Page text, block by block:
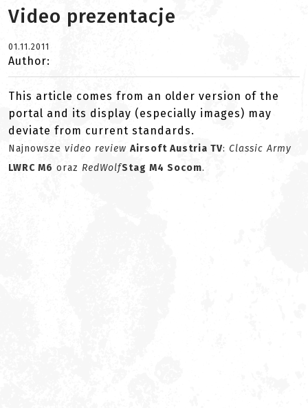
Video prezentacje
01.11.2011
Author:
This article comes from an older version of the
portal and its display (especially images) may
deviate from current standards.
Najnowsze video review Airsoft Austria TV: Classic Army
LWRC M6 oraz RedWolfStag M4 Socom.